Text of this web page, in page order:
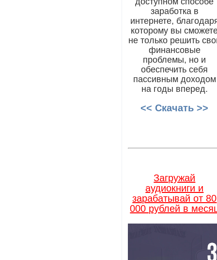
заработка в
интернете,
которому вы
не только решить
финансовые
проблемы, но и
обеспечить себя
пассивным доходом
на годы вперед.
<< Скачать >>
Загружай
аудиокниги и
зарабатывай от 80
000 рублей в